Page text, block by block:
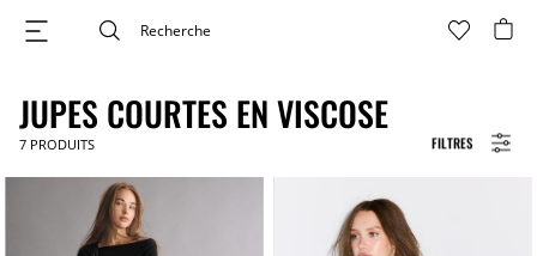
FILTRES
JUPES COURTES EN VISCOSE
7 PRODUITS